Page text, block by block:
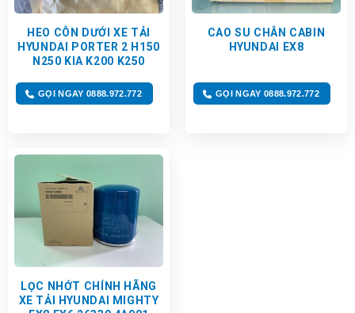
HEO CÔN DƯỚI XE TẢI
HYUNDAI PORTER 2 H150
N250 KIA K200 K250
GỌI NGAY 0888.972.772
CAO SU CHÂN CABIN
HYUNDAI EX8
GỌI NGAY 0888.972.772
LỌC NHỚT CHÍNH HÃNG
XE TẢI HYUNDAI MIGHTY